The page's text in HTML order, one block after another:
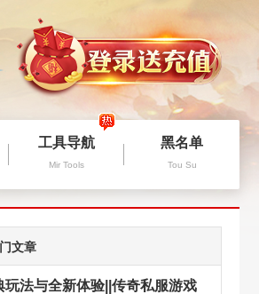
工具导航
Mir Tools
黑名单
Tou Su
文章
玩法与全新体验||传奇私服游戏